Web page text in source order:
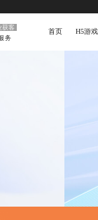
获客
务
首页 H5游戏